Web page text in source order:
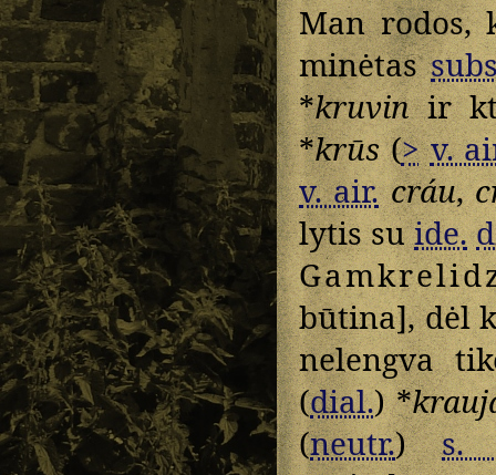
Man rodos,
minėtas
*kruvinir
*krūs(> v.
v. air. cráu,
lytis suide.
būtina], dėl
nelengva
(dial.) *
(neutr.)s.